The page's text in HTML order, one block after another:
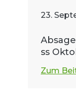
23.
ss
Zum